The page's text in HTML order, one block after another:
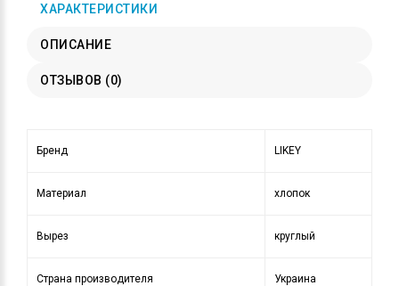
ХАРАКТЕРИСТИКИ
ОПИСАНИЕ
ОТЗЫВОВ (0)
Бренд LIKEY
Материал хлопок
Вырез круглый
Страна производителя Украина